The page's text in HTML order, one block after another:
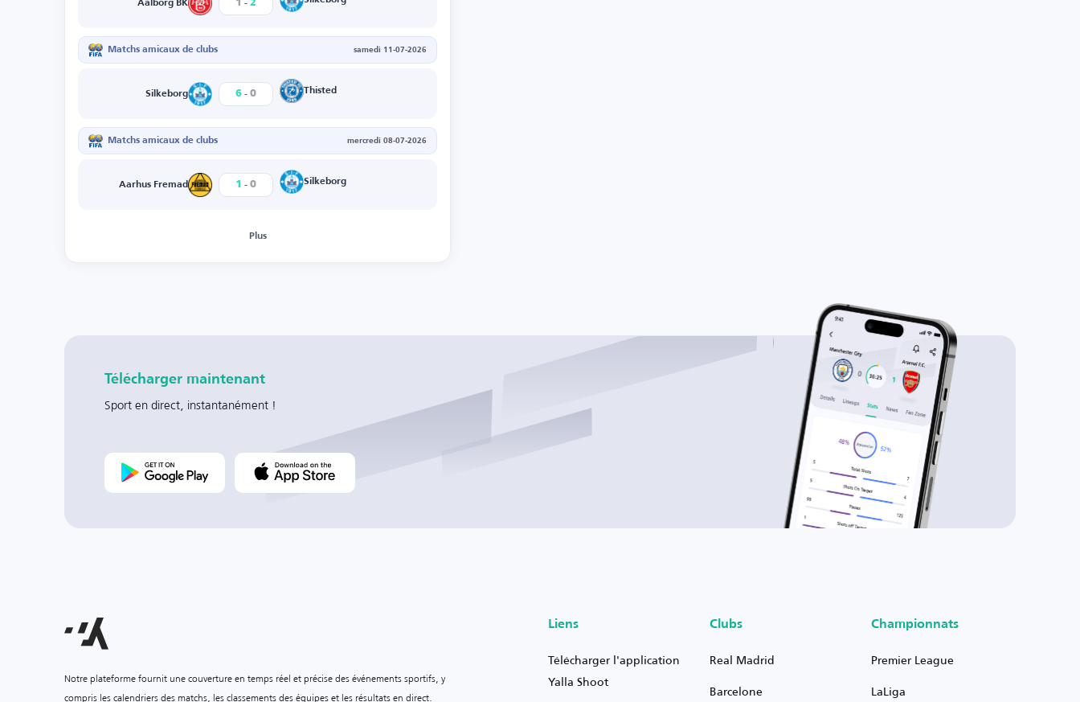
Aalborg BK 1 2
Matchs amicaux de clubs samedi 11-07-2026
Silkeborg 6 - 0 Thisted
Matchs amicaux de clubs mercredi 08-07-2026
Aarhus Fremad 1 - 0 Silkeborg
Plus
Télécharger maintenant
Sport en direct, instantanément !
Notre plateforme fournit une couverture en temps réel et précise des événements sportifs, y
compris les calendriers des matchs, les classements des équipes et les résultats en direct.
Liens
Télécharger l'application
Yalla Shoot
Clubs
Real Madrid
Barcelone
Championnats
Premier League
LaLiga